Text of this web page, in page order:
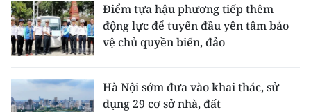
Điểm tựa hậu phương tiếp thêm
động lực để tuyến đầu yên tâm bảo
vệ chủ quyền biển, đảo
Hà Nội sớm đưa vào khai thác, sử
dụng 29 cơ sở nhà, đất